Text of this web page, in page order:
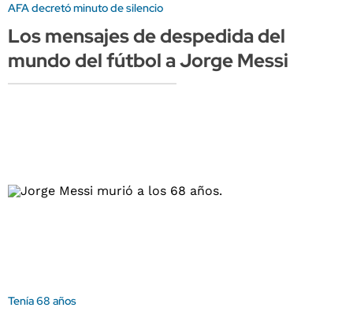
AFA decretó minuto de silencio
Los mensajes de despedida del
mundo del fútbol a Jorge Messi
Tenía 68 años